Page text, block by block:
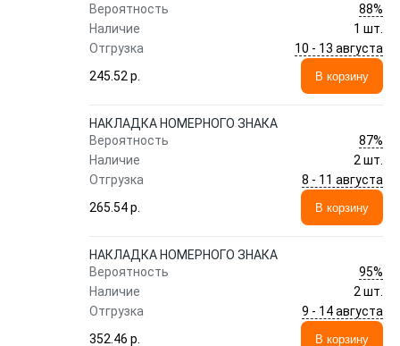
Вероятность
88%
Наличие
1 шт.
Отгрузка
10 - 13 августа
245.52 p.
В корзину
НАКЛАДКА НОМЕРНОГО ЗНАКА
Вероятность
87%
Наличие
2 шт.
Отгрузка
8 - 11 августа
265.54 p.
В корзину
НАКЛАДКА НОМЕРНОГО ЗНАКА
Вероятность
95%
Наличие
2 шт.
Отгрузка
9 - 14 августа
352.46 p.
В корзину